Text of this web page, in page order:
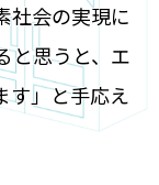
社会の実現に
と思うと、エ
す」と手応え